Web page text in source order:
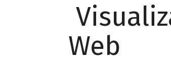
Web